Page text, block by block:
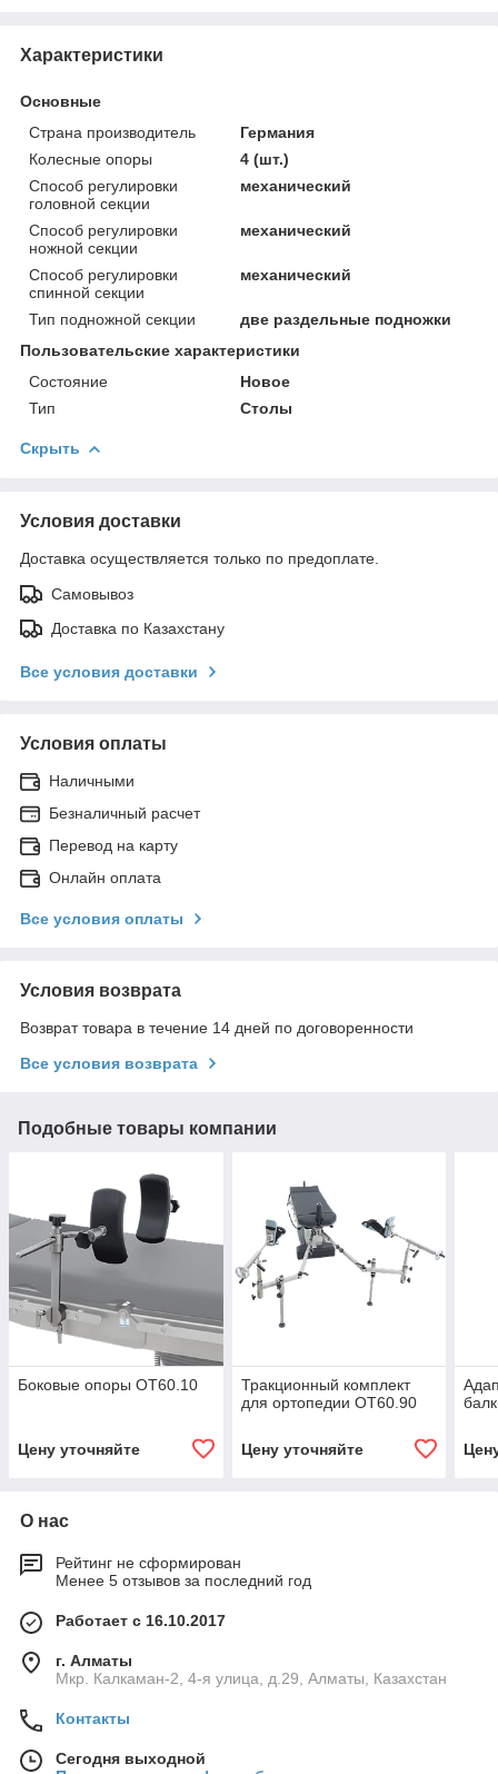
Характеристики
Основные
Страна производитель
Германия
Колесные опоры
4 (шт.)
Способ регулировки
головной секции
механический
Способ регулировки
ножной секции
механический
Способ регулировки
спинной секции
механический
Тип подножной секции
две раздельные подножки
Пользовательские характеристики
Состояние
Новое
Тип
Столы
Скрыть
Условия доставки
Доставка осуществляется только по предоплате.
Самовывоз
Доставка по Казахстану
Все условия доставки
Условия оплаты
Наличными
Безналичный расчет
Перевод на карту
Онлайн оплата
Все условия оплаты
Условия возврата
Возврат товара в течение 14 дней по договоренности
Все условия возврата
Подобные товары компании
Боковые опоры OT60.10
Цену уточняйте
Тракционный комплект
для ортопедии OT60.90
Цену уточняйте
О нас
Рейтинг не сформирован
Менее 5 отзывов за последний год
Работает с 16.10.2017
г. Алматы
Мкр. Калкаман-2, 4-я улица, д.29, Алматы, Казахстан
Контакты
Сегодня выходной